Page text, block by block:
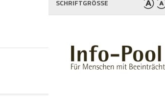
SCHRIFTGRÖSSE